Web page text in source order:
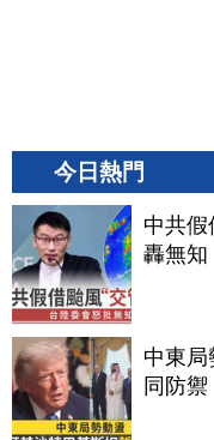
今日熱門
中共假
轟無知
中東
同防禦